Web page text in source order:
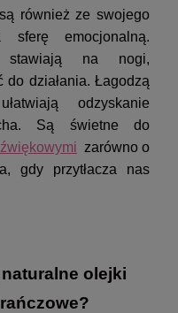
również ze swojego
sferę emocjonalną.
na nogi,
do działania. Łagodzą
odzyskanie
Są świetne do
zarówno o
gdy przytłacza nas
olejki